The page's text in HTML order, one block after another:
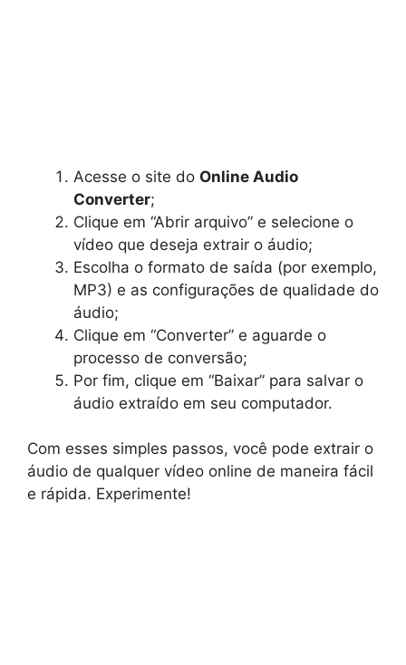
Acesse o site do Online Audio
Converter;
Clique em “Abrir arquivo” e selecione o
vídeo que deseja extrair o áudio;
Escolha o formato de saída (por exemplo,
MP3) e as configurações de qualidade do
áudio;
Clique em “Converter” e aguarde o
processo de conversão;
Por fim, clique em “Baixar” para salvar o
áudio extraído em seu computador.
Com esses simples passos, você pode extrair o
áudio de qualquer vídeo online de maneira fácil
e rápida. Experimente!